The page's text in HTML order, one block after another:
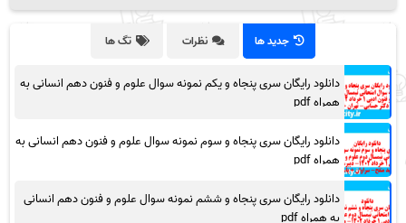
جدید ها نظرات تگ ها
دانلود رایگان سری پنجاه و یکم نمونه سوال علوم و فنون دهم انسانی به
همراه pdf
دانلود رایگان سری پنجاه و سوم نمونه سوال علوم و فنون دهم انسانی به
همراه pdf
دانلود رایگان سری پنجاه و ششم نمونه سوال علوم و فنون دهم انسانی
به همراه pdf